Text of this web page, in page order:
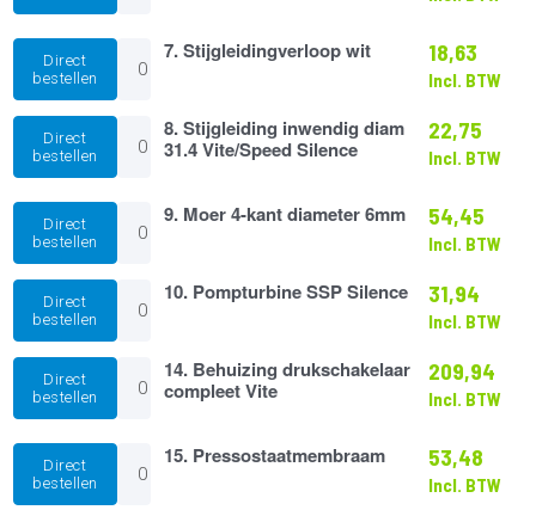
Silence
aantal
Direct
bestellen
7.
Stijgleidingverloop
wit
aantal
7. Stijgleidingverloop wit 18,63
Incl. BTW
Direct
bestellen
8.
Stijgleiding
inwendig
31.4
Vite/Speed
Silence
aantal
8. Stijgleiding inwendig diam
31.4 Vite/Speed Silence
22,75
Incl. BTW
Direct
bestellen
9.
Moer
4-
kant
diameter
6mm
aantal
9. Moer 4-kant diameter 6mm 54,45
Incl. BTW
Direct
bestellen
10.
Pompturbine
SSP
Silence
aantal
10. Pompturbine SSP Silence 31,94
Incl. BTW
Direct
bestellen
14.
Behuizing
drukschakelaar
Vite
aantal
14. Behuizing drukschakelaar
compleet Vite
209,94
Incl. BTW
Direct
bestellen
15.
Pressostaatmembraam
aantal
15. Pressostaatmembraam 53,48
Incl. BTW